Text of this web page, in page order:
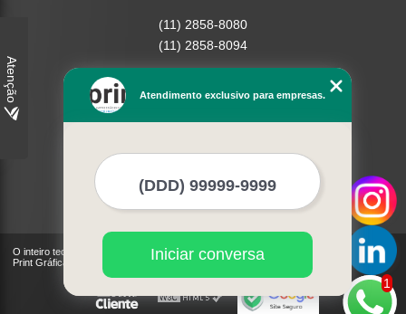
(11) 2858-8080
(11) 2858-8094
Empresa
Missão
Mapa do site
O inteiro teor deste site está sujeito à proteção de direitos autorais. Copyright© D.
Print Gráfica (Lei 9610 de 19/02/1998)
1
Atendimento exclusivo para empresas.
Iniciar conversa
Atenção